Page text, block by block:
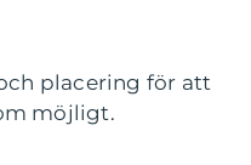
placering för att
möjligt.